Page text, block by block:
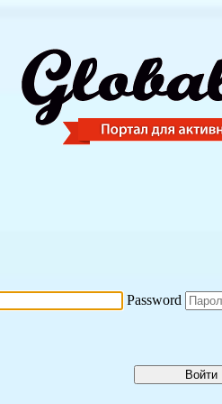
Password
Войти